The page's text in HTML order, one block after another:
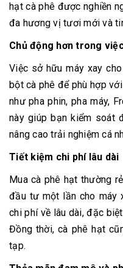
hạt cà phê được nghiền
đa hương vị tươi mới và
Chủ động hơn trong
Việc sở hữu máy xay
bột cà phê để phù hợp
như pha phin, pha máy,
này giúp bạn kiểm soát
nâng cao trải nghiệm cá
Tiết kiệm chi phí lâu dài
Mua cà phê hạt thường
đầu tư một lần cho máy
chi phí về lâu dài, đặc
Đồng thời, cà phê hạt
tạp.